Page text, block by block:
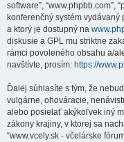
software”, “www.phpbb.com”,
konferenčný systém vydávaný
a ktorý je dostupný na
diskusie a GPL mu striktne
rámci povoleného obsahu a/
navštívte, prosím: https://
Ďalej súhlasíte s tým, že
vulgárne, ohováracie,
alebo posielať akýkoľvek iný
zákony krajiny, v ktorej sa
“www.vcely.sk - včelárske